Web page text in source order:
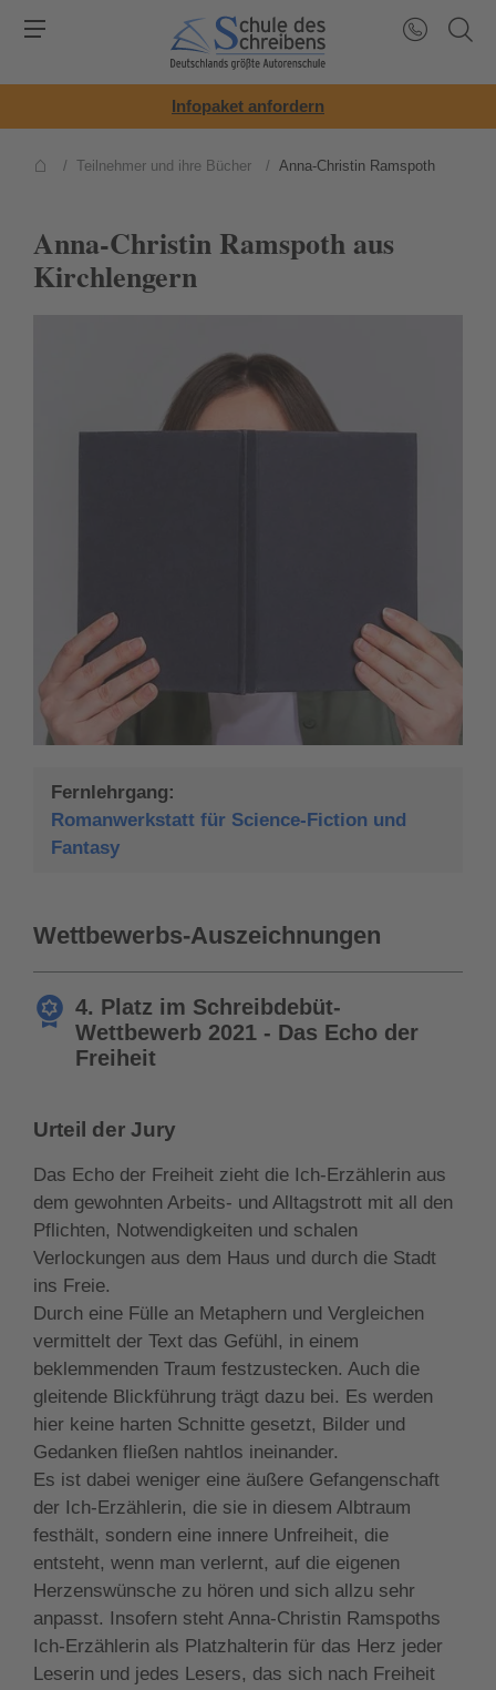
Infopaket anfordern
/ Teilnehmer und ihre Bücher / Anna-Christin Ramspoth
Anna-Christin Ramspoth aus
Kirchlengern
Fernlehrgang:
Romanwerkstatt für Science-Fiction und
Fantasy
Wettbewerbs-Auszeichnungen
4. Platz im Schreibdebüt-
Wettbewerb 2021 - Das Echo der
Freiheit
Urteil der Jury
Das Echo der Freiheit zieht die Ich-Erzählerin aus
dem gewohnten Arbeits- und Alltagstrott mit all den
Pflichten, Notwendigkeiten und schalen
Verlockungen aus dem Haus und durch die Stadt
ins Freie.
Durch eine Fülle an Metaphern und Vergleichen
vermittelt der Text das Gefühl, in einem
beklemmenden Traum festzustecken. Auch die
gleitende Blickführung trägt dazu bei. Es werden
hier keine harten Schnitte gesetzt, Bilder und
Gedanken fließen nahtlos ineinander.
Es ist dabei weniger eine äußere Gefangenschaft
der Ich-Erzählerin, die sie in diesem Albtraum
festhält, sondern eine innere Unfreiheit, die
entsteht, wenn man verlernt, auf die eigenen
Herzenswünsche zu hören und sich allzu sehr
anpasst. Insofern steht Anna-Christin Ramspoths
Ich-Erzählerin als Platzhalterin für das Herz jeder
Leserin und jedes Lesers, das sich nach Freiheit